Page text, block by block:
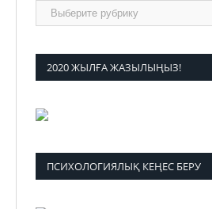
2020 ЖЫЛҒА ЖАЗЫЛЫҢЫЗ!
ПСИХОЛОГИЯЛЫҚ КЕҢЕС БЕРУ